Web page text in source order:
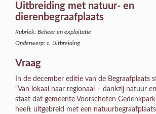
Uitbreiding met natuur- en
dierenbegraafplaats
Rubriek: Beheer en exploitatie
Onderwerp: c. Uitbreiding
Vraag
In de december editie van de Begraafplaats
“Van lokaal naar regionaal – dankzij natuur
staat dat gemeente Voorschoten Gedenkpark
heeft uitgebreid met een